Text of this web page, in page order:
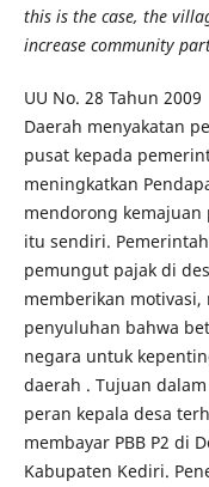
this is the case, the
increase community
UU No. 28 Tahun
Daerah menyakatan
pusat kepada
meningkatkan
mendorong
itu sendiri.
pemungut pajak di
memberikan motivasi,
penyuluhan bahwa
negara untuk
daerah . Tujuan
peran kepala desa
membayar PBB P2 di
Kabupaten Kediri.